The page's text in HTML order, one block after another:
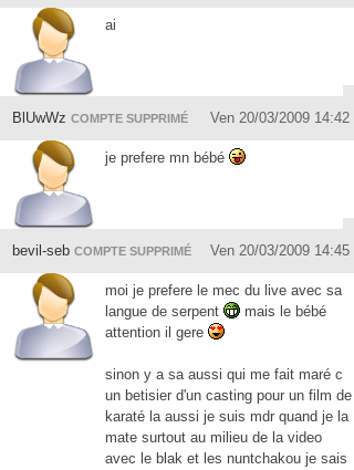
ai
BlUwWz COMPTE SUPPRIMÉ Ven 20/03/2009 14:42
je prefere mn bébé
bevil-seb COMPTE SUPPRIMÉ Ven 20/03/2009 14:45
moi je prefere le mec du live avec sa
langue de serpent
mais le bébé
attention il gere
sinon y a sa aussi qui me fait maré c
un betisier d'un casting pour un film de
karaté la aussi je suis mdr quand je la
mate surtout au milieu de la video
avec le blak et les nuntchakou je sais